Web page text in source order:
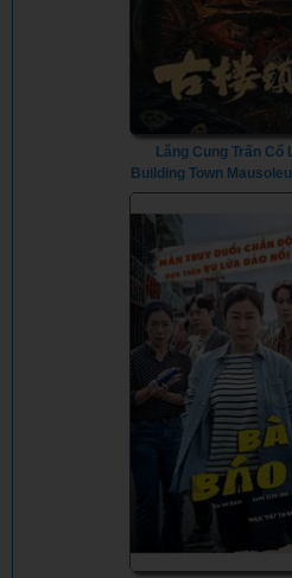
Lăng Cung Trấn Cổ
Building Town
-